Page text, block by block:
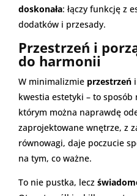
doskonała: łączy funkcję z
dodatków i przesady.
Przestrzeń i
do harmonii
W minimalizmie przestrzeń i
kwestia estetyki – to
którym można naprawdę
zaprojektowane wnętrze, z
równowagi, daje poczucie
na tym, co ważne.
To nie pustka, lecz